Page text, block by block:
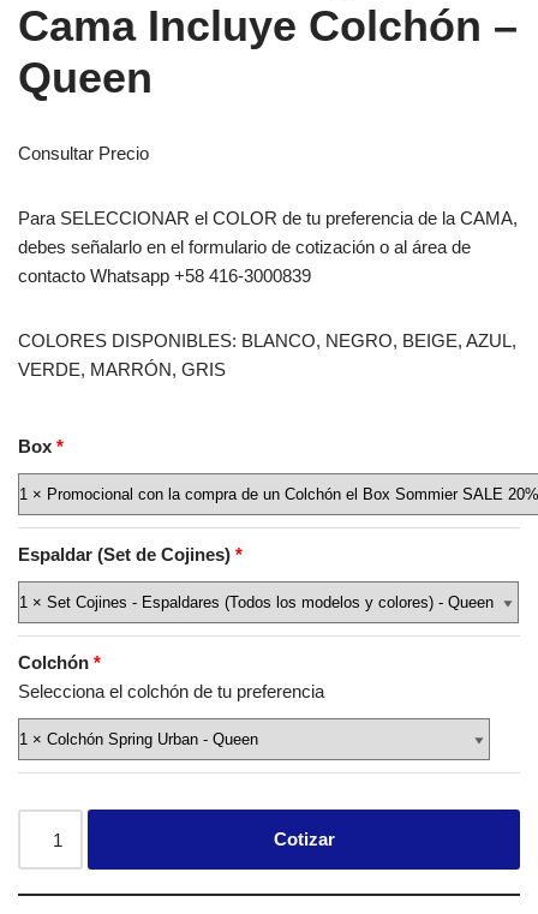
Cama Incluye Colchón –
Queen
Consultar Precio
Para SELECCIONAR el COLOR de tu preferencia de la CAMA,
debes señalarlo en el formulario de cotización o al área de
contacto Whatsapp +58 416-3000839
COLORES DISPONIBLES: BLANCO, NEGRO, BEIGE, AZUL,
VERDE, MARRÓN, GRIS
Box
Espaldar (Set de Cojines)
Colchón
Selecciona el colchón de tu preferencia
Cotizar